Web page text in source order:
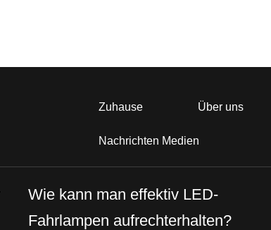
Zuhause Über uns
Nachrichten Medien
Wie kann man effektiv LED-
Fahrlampen aufrechterhalten?